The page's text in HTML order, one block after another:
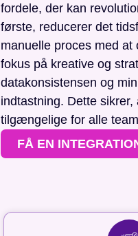
fordele, der kan
første, reducerer det
manuelle proces med at
fokus på kreative og
datakonsistensen og
indtastning. Dette
tilgængelige for alle
FÅ EN